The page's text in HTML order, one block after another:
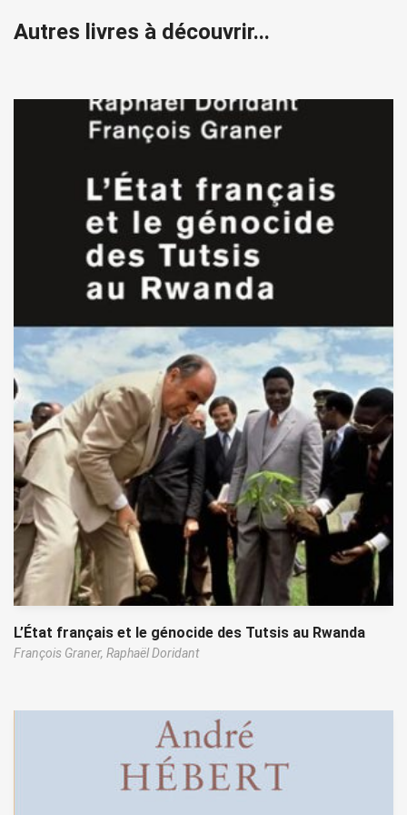
Autres livres à découvrir...
L’État français et le génocide des Tutsis au Rwanda
François Graner, Raphaël Doridant